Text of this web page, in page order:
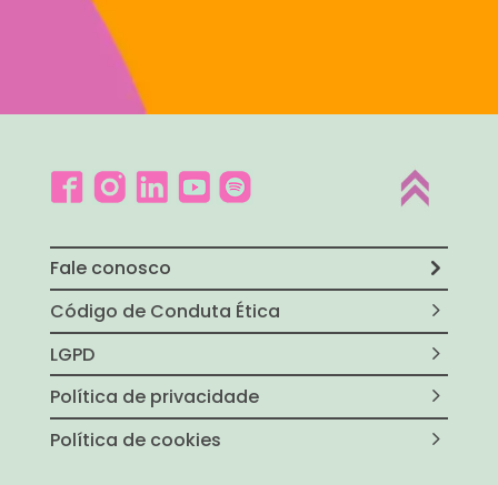
Fale conosco
Código de Conduta Ética
LGPD
Política de privacidade
Política de cookies